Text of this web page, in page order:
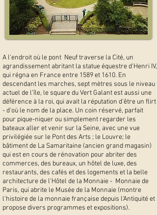
A l'endroit où le pont Neuf traverse la Cité, un
agrandissement abritant la statue équestre d'Henri IV,
qui régna en France entre 1589 et 1610. En
descendant les marches, sept mètres sous le niveau
actuel de l'île, le square du Vert Galant est aussi une
déférence à la roi, qui avait la réputation d'être un flirt
- d'où le nom de la place. Un coin réservé, parfait
pour pique-niquer ou simplement regarder les
bateaux aller et venir sur la Seine, avec une vue
privilégiée sur le Pont des Arts ; le Louvre; le
bâtiment de La Samaritaine (ancien grand magasin)
qui est en cours de rénovation pour abriter des
commerces, des bureaux, un hôtel de luxe, des
restaurants, des cafés et des logements et la belle
architecture de l'Hôtel de la Monnaie - Monnaie de
Paris, qui abrite le Musée de la Monnaie (montre
l'histoire de la monnaie française depuis l'Antiquité et
propose divers programmes et expositions).